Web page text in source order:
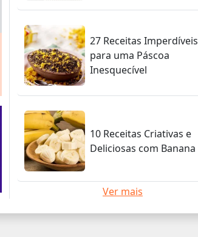
27 Receitas Imperdíveis
para uma Páscoa
Inesquecível
10 Receitas Criativas e
Deliciosas com Banana
Ver mais